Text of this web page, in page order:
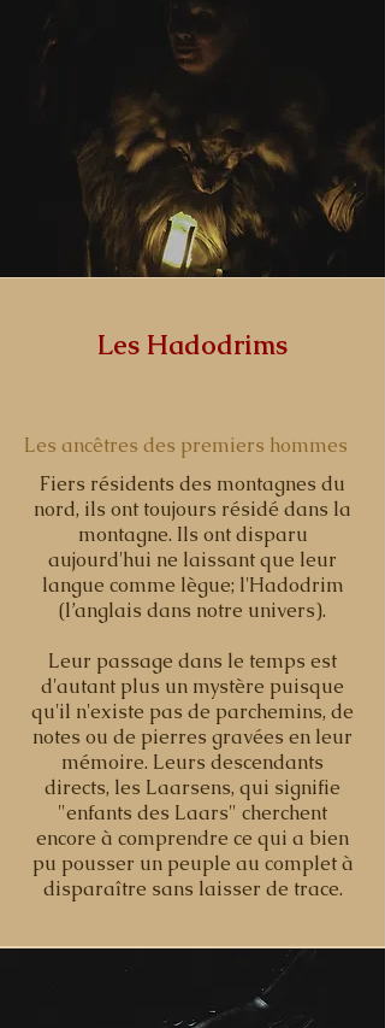
Les Hadodrims
Les ancêtres des premiers hommes
Fiers résidents des montagnes du
nord, ils ont toujours résidé dans la
montagne. Ils ont disparu
aujourd'hui ne laissant que leur
langue comme lègue; l'Hadodrim
(l’anglais dans notre univers).
Leur passage dans le temps est
d'autant plus un mystère puisque
qu'il n'existe pas de parchemins, de
notes ou de pierres gravées en leur
mémoire. Leurs descendants
directs, les Laarsens, qui signifie
"enfants des Laars" cherchent
encore à comprendre ce qui a bien
pu pousser un peuple au complet à
disparaître sans laisser de trace.